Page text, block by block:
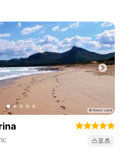
스포츠